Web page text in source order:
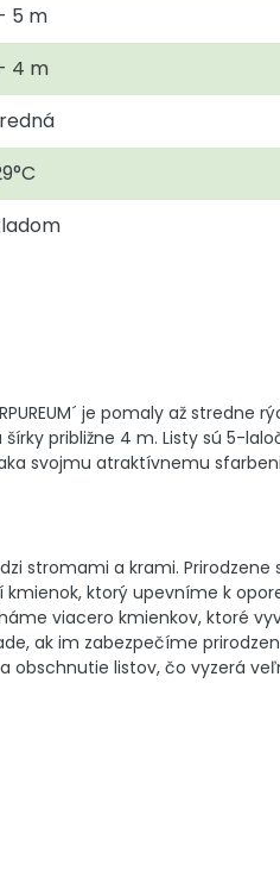
5 m
4 m
je pomaly až
približne 4 m. Listy sú 5-
svojmu atraktívnemu
stromami a krami.
ktorý upevníme k
viacero kmienkov, ktoré
ak im zabezpečíme
obschnutie listov, čo vyzerá